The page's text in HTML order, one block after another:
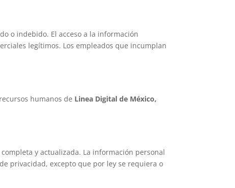
o indebido. El acceso a la información
legítimos. Los empleados que incumplan
humanos de Linea Digital de México,
y actualizada. La información personal
privacidad, excepto que por ley se requiera o